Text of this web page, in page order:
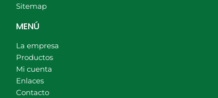
Sitemap
MENÚ
La empresa
Productos
Mi cuenta
Enlaces
Contacto